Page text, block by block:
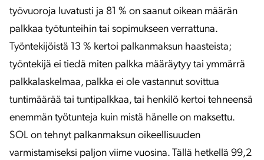
työvuoroja luvatusti ja 81 % on saanut oikean määrän
palkkaa työtunteihin tai sopimukseen verrattuna.
Työntekijöistä 13 % kertoi palkanmaksun haasteista;
työntekijä ei tiedä miten palkka määräytyy tai ymmärrä
palkkalaskelmaa, palkka ei ole vastannut sovittua
tuntimäärää tai tuntipalkkaa, tai henkilö kertoi tehneensä
enemmän työtunteja kuin mistä hänelle on maksettu.
SOL on tehnyt palkanmaksun oikeellisuuden
varmistamiseksi paljon viime vuosina. Tällä hetkellä 99,2